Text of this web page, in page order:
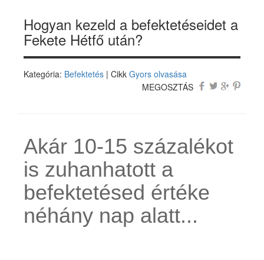
Hogyan kezeld a befektetéseidet a
Fekete Hétfő után?
Kategória: Befektetés | Cikk Gyors olvasása
MEGOSZTÁS
Akár 10-15 százalékot
is zuhanhatott a
befektetésed értéke
néhány nap alatt...